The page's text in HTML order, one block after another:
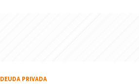
DEUDA PRIVADA